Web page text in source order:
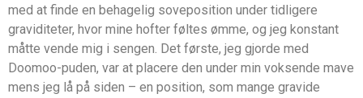
med at finde en behagelig soveposition under tidligere
graviditeter, hvor mine hofter føltes ømme, og jeg konstant
måtte vende mig i sengen. Det første, jeg gjorde med
Doomoo-puden, var at placere den under min voksende mave
mens jeg lå på siden – en position, som mange gravide